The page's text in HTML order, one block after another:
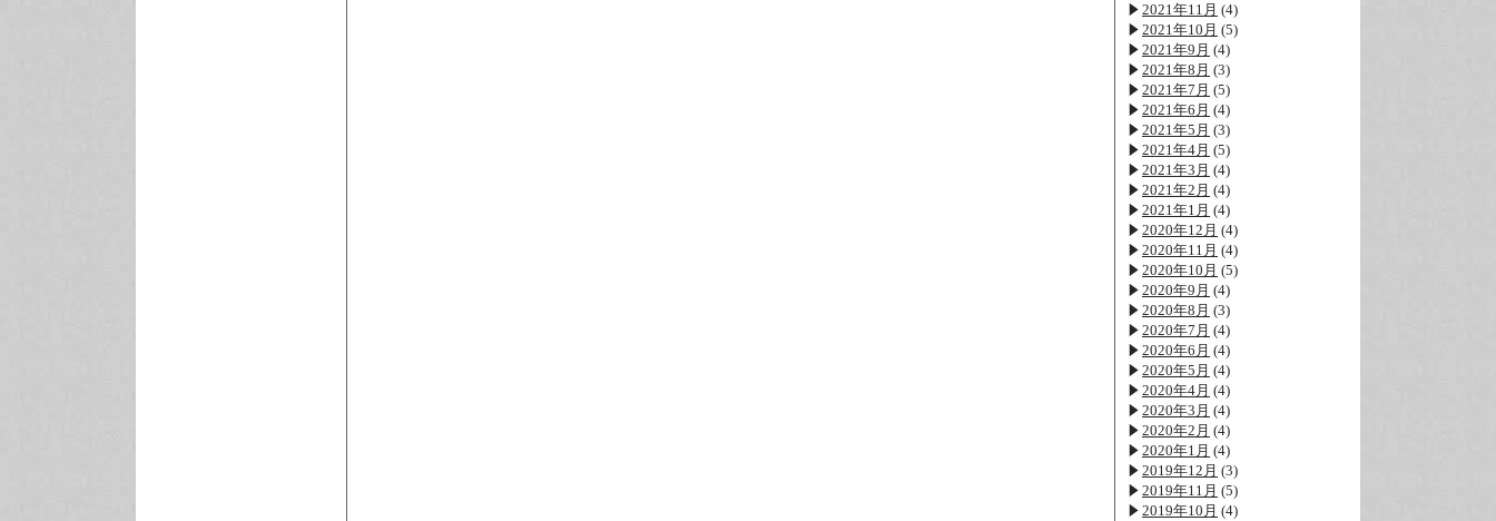
2021年11月 (4)
2021年10月 (5)
2021年9月 (4)
2021年8月 (3)
2021年7月 (5)
2021年6月 (4)
2021年5月 (3)
2021年4月 (5)
2021年3月 (4)
2021年2月 (4)
2021年1月 (4)
2020年12月 (4)
2020年11月 (4)
2020年10月 (5)
2020年9月 (4)
2020年8月 (3)
2020年7月 (4)
2020年6月 (4)
2020年5月 (4)
2020年4月 (4)
2020年3月 (4)
2020年2月 (4)
2020年1月 (4)
2019年12月 (3)
2019年11月 (5)
2019年10月 (4)